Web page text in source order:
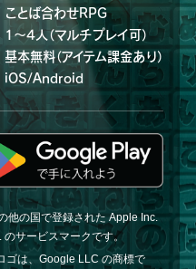
ことば合わせRPG
1～4人（マルチプレイ可）
基本無料（アイテム課金あり）
iOS/Android
他の国で登録された Apple Inc.
サービスマークです。
ゴは、Google LLC の商標で